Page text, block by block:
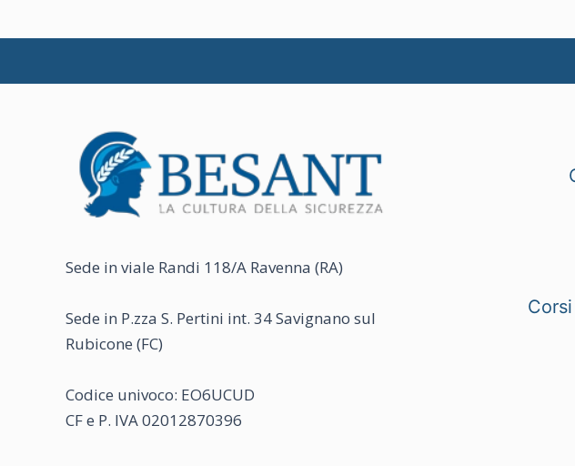
Sede in viale Randi 118/A Ravenna (RA)
Sede in P.zza S. Pertini int. 34 Savignano sul
Rubicone (FC)
Codice univoco: EO6UCUD
CF e P. IVA 02012870396